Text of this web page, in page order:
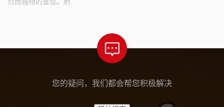
烈而独特的呈现。射..
您的疑问，我们都会帮您积极解决